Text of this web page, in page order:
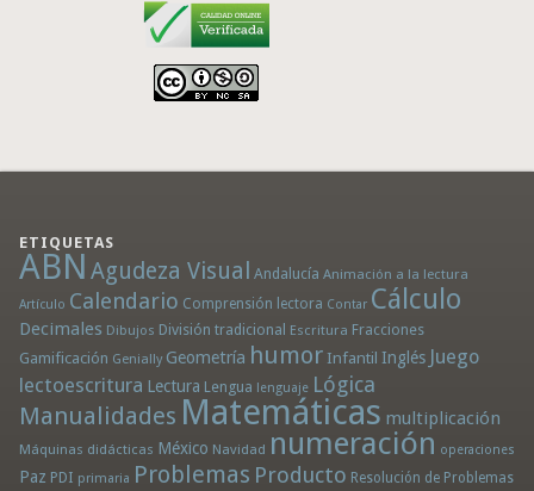
ETIQUETAS
ABN Agudeza Visual Andalucía Animación a la lectura
Artículo Calendario Comprensión lectora Contar Cálculo
Decimales Dibujos División tradicional Escritura Fracciones
Gamificación Genially Geometría humor Infantil Inglés Juego
lectoescritura Lectura Lengua lenguaje Lógica
Manualidades Matemáticas multiplicación
Máquinas didácticas México Navidad numeración operaciones
Paz PDI primaria Problemas Producto Resolución de Problemas